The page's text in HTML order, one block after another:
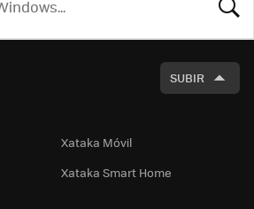
SUBIR
Xataka Móvil
Xataka Smart Home